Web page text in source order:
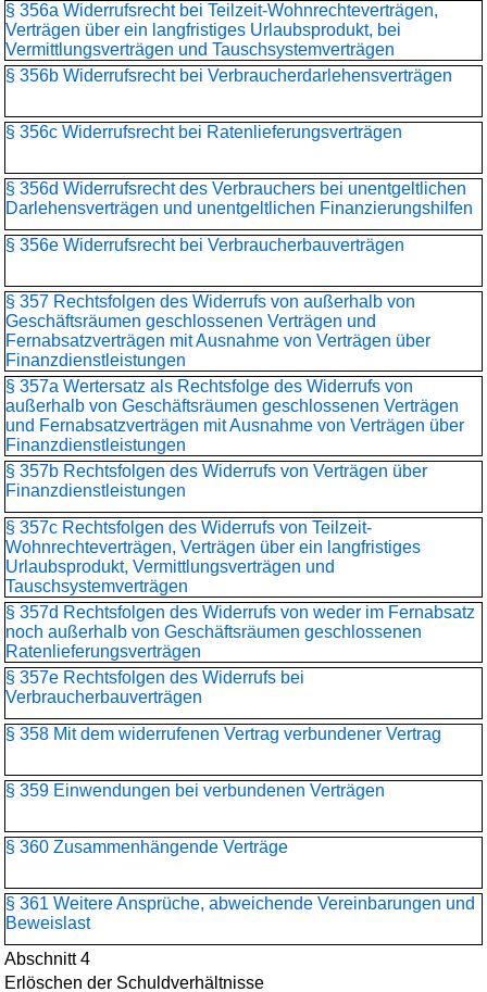
§ 356a Widerrufsrecht bei Teilzeit-Wohnrechteverträgen,
Verträgen über ein langfristiges Urlaubsprodukt, bei
Vermittlungsverträgen und Tauschsystemverträgen
§ 356b Widerrufsrecht bei Verbraucherdarlehensverträgen
§ 356c Widerrufsrecht bei Ratenlieferungsverträgen
§ 356d Widerrufsrecht des Verbrauchers bei unentgeltlichen
Darlehensverträgen und unentgeltlichen Finanzierungshilfen
§ 356e Widerrufsrecht bei Verbraucherbauverträgen
§ 357 Rechtsfolgen des Widerrufs von außerhalb von
Geschäftsräumen geschlossenen Verträgen und
Fernabsatzverträgen mit Ausnahme von Verträgen über
Finanzdienstleistungen
§ 357a Wertersatz als Rechtsfolge des Widerrufs von
außerhalb von Geschäftsräumen geschlossenen Verträgen
und Fernabsatzverträgen mit Ausnahme von Verträgen über
Finanzdienstleistungen
§ 357b Rechtsfolgen des Widerrufs von Verträgen über
Finanzdienstleistungen
§ 357c Rechtsfolgen des Widerrufs von Teilzeit-
Wohnrechteverträgen, Verträgen über ein langfristiges
Urlaubsprodukt, Vermittlungsverträgen und
Tauschsystemverträgen
§ 357d Rechtsfolgen des Widerrufs von weder im Fernabsatz
noch außerhalb von Geschäftsräumen geschlossenen
Ratenlieferungsverträgen
§ 357e Rechtsfolgen des Widerrufs bei
Verbraucherbauverträgen
§ 358 Mit dem widerrufenen Vertrag verbundener Vertrag
§ 359 Einwendungen bei verbundenen Verträgen
§ 360 Zusammenhängende Verträge
§ 361 Weitere Ansprüche, abweichende Vereinbarungen und
Beweislast
Abschnitt 4
Erlöschen der Schuldverhältnisse